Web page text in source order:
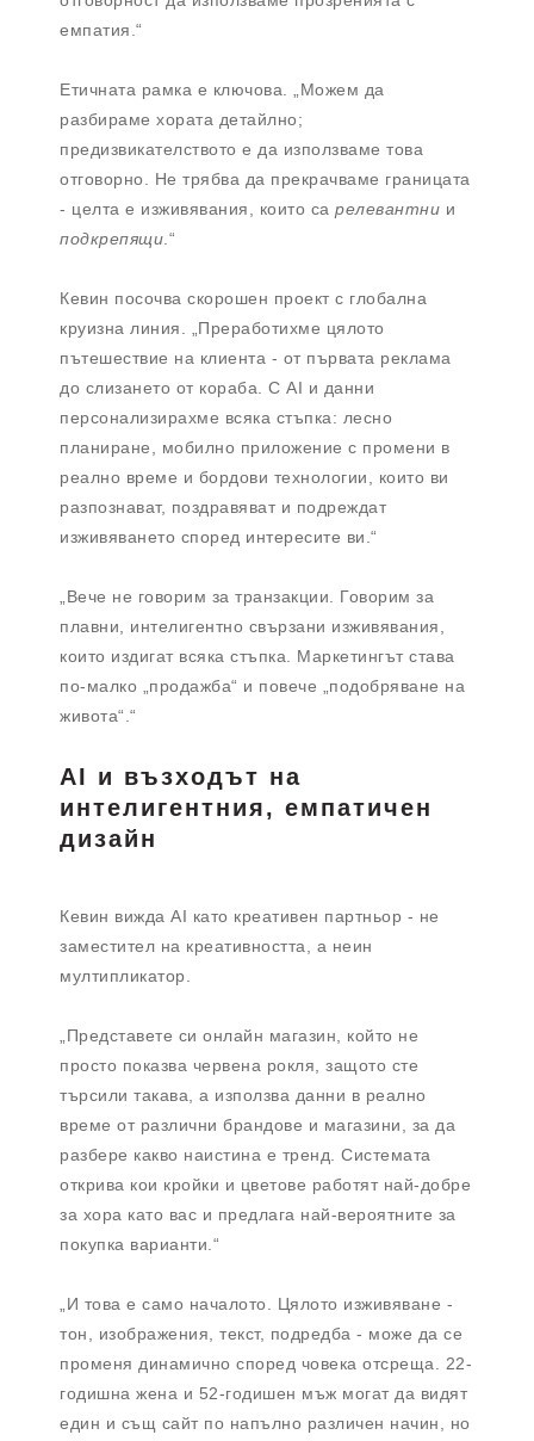
емпатия.“
Етичната рамка е ключова. „Можем да
разбираме хората детайлно;
предизвикателството е да използваме това
отговорно. Не трябва да прекрачваме границата
- целта е изживявания, които са релевантни и
подкрепящи.“
Кевин посочва скорошен проект с глобална
круизна линия. „Преработихме цялото
пътешествие на клиента - от първата реклама
до слизането от кораба. С AI и данни
персонализирахме всяка стъпка: лесно
планиране, мобилно приложение с промени в
реално време и бордови технологии, които ви
разпознават, поздравяват и подреждат
изживяването според интересите ви.“
„Вече не говорим за транзакции. Говорим за
плавни, интелигентно свързани изживявания,
които издигат всяка стъпка. Маркетингът става
по-малко „продажба“ и повече „подобряване на
живота“.“
AI и възходът на
интелигентния, емпатичен
дизайн
Кевин вижда AI като креативен партньор - не
заместител на креативността, а неин
мултипликатор.
„Представете си онлайн магазин, който не
просто показва червена рокля, защото сте
търсили такава, а използва данни в реално
време от различни брандове и магазини, за да
разбере какво наистина е тренд. Системата
открива кои кройки и цветове работят най-добре
за хора като вас и предлага най-вероятните за
покупка варианти.“
„И това е само началото. Цялото изживяване -
тон, изображения, текст, подредба - може да се
променя динамично според човека отсреща. 22-
годишна жена и 52-годишен мъж могат да видят
един и същ сайт по напълно различен начин, но